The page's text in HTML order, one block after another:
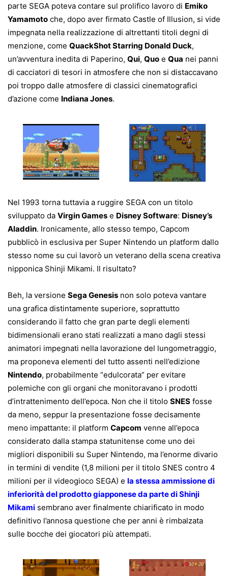
parte SEGA poteva contare sul prolifico lavoro di Emiko
Yamamoto che, dopo aver firmato Castle of Illusion, si vide
impegnata nella realizzazione di altrettanti titoli degni di
menzione, come QuackShot Starring Donald Duck,
un’avventura inedita di Paperino, Qui, Quo e Qua nei panni
di cacciatori di tesori in atmosfere che non si distaccavano
poi troppo dalle atmosfere di classici cinematografici
d’azione come Indiana Jones.
Nel 1993 torna tuttavia a ruggire SEGA con un titolo
sviluppato da Virgin Games e Disney Software: Disney’s
Aladdin. Ironicamente, allo stesso tempo, Capcom
pubblicò in esclusiva per Super Nintendo un platform dallo
stesso nome su cui lavorò un veterano della scena creativa
nipponica Shinji Mikami. Il risultato?
Beh, la versione Sega Genesis non solo poteva vantare
una grafica distintamente superiore, soprattutto
considerando il fatto che gran parte degli elementi
bidimensionali erano stati realizzati a mano dagli stessi
animatori impegnati nella lavorazione del lungometraggio,
ma proponeva elementi del tutto assenti nell’edizione
Nintendo, probabilmente “edulcorata” per evitare
polemiche con gli organi che monitoravano i prodotti
d’intrattenimento dell’epoca. Non che il titolo SNES fosse
da meno, seppur la presentazione fosse decisamente
meno impattante: il platform Capcom venne all’epoca
considerato dalla stampa statunitense come uno dei
migliori disponibili su Super Nintendo, ma l’enorme divario
in termini di vendite (1,8 milioni per il titolo SNES contro 4
milioni per il videogioco SEGA) e la stessa ammissione di
inferiorità del prodotto giapponese da parte di Shinji
Mikami sembrano aver finalmente chiarificato in modo
definitivo l’annosa questione che per anni è rimbalzata
sulle bocche dei giocatori più attempati.